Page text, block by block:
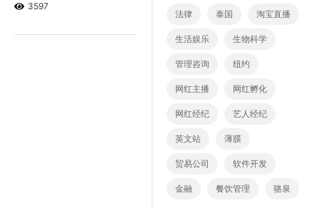
3597
法律 泰国 淘宝直播
生活娱乐 生物科学
管理咨询 纽约
网红主播 网红孵化
网红经纪 艺人经纪
英文站 薄膜
贸易公司 软件开发
金融 餐饮管理 骆泉